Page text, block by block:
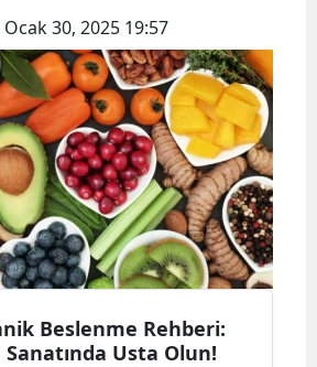
Balıkesir
Bilecik
Bingöl
Bitlis
Bolu
Burdur
Çanakkale
Ocak 30, 2025 19:57
Beslenme Rehberi:
Usta Olun!